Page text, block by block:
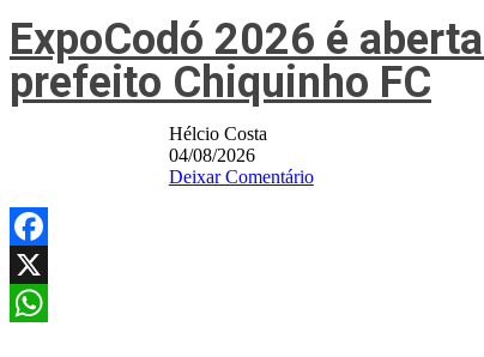
ExpoCodó 2026 é
prefeito Chiquinho FC
Hélcio Costa
04/08/2026
Deixar Comentário
Facebook
X